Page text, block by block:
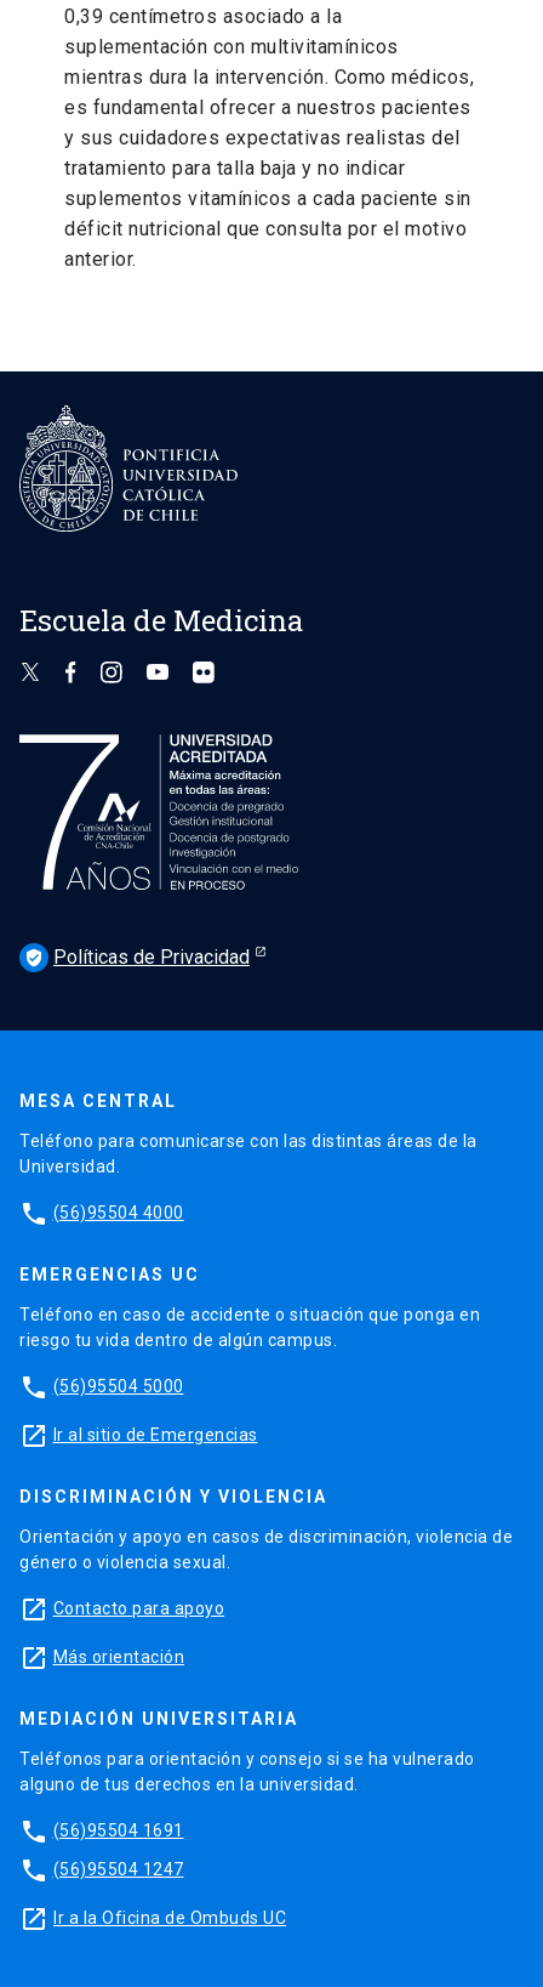
0,39 centímetros asociado a la
suplementación con multivitamínicos
mientras dura la intervención. Como médicos,
es fundamental ofrecer a nuestros pacientes
y sus cuidadores expectativas realistas del
tratamiento para talla baja y no indicar
suplementos vitamínicos a cada paciente sin
déficit nutricional que consulta por el motivo
anterior.
Escuela de Medicina
verified_user Políticas de Privacidad
MESA CENTRAL
Teléfono para comunicarse con las distintas áreas de la
Universidad.
phone (56)95504 4000
EMERGENCIAS UC
Teléfono en caso de accidente o situación que ponga en
riesgo tu vida dentro de algún campus.
phone (56)95504 5000
launch Ir al sitio de Emergencias
DISCRIMINACIÓN Y VIOLENCIA
Orientación y apoyo en casos de discriminación, violencia de
género o violencia sexual.
launch Contacto para apoyo
launch Más orientación
MEDIACIÓN UNIVERSITARIA
Teléfonos para orientación y consejo si se ha vulnerado
alguno de tus derechos en la universidad.
phone (56)95504 1691
phone (56)95504 1247
launch Ir a la Oficina de Ombuds UC